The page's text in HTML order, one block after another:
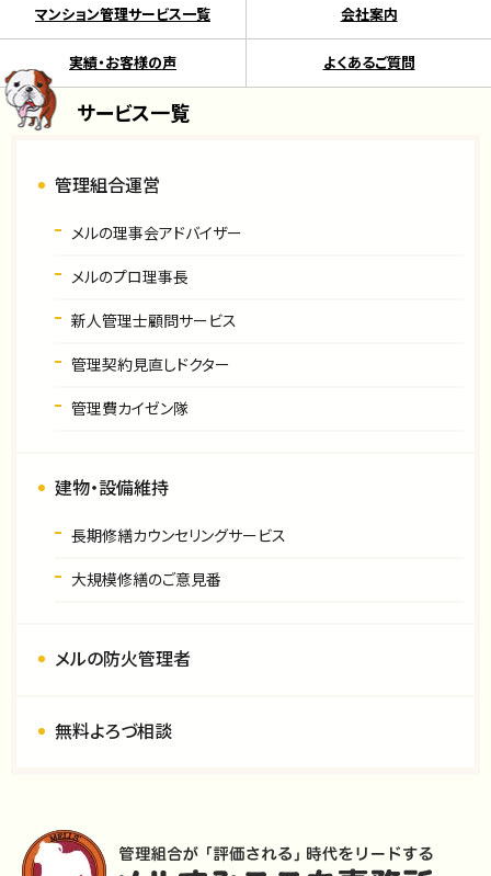
マンション管理サービス一覧 会社案内
実績・お客様の声 よくあるご質問
サービス一覧
管理組合運営
メルの理事会アドバイザー
メルのプロ理事長
新人管理士顧問サービス
管理契約見直しドクター
管理費カイゼン隊
建物・設備維持
長期修繕カウンセリングサービス
大規模修繕のご意見番
メルの防火管理者
無料よろづ相談